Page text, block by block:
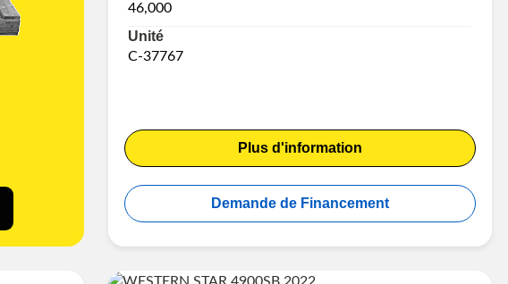
46,000
Unité
C-37767
Plus d'information
Demande de Financement